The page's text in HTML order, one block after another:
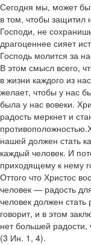
Сегодня мы, может
в том, чтобы
Господи, не
драгоценнее сияет
Господь молится за
В этом смысл всего,
в жизни каждого из
желает, чтобы у нас
была у нас вовеки.
радость меркнет и
нашей должен стать
каждый человек. И
приходящему к нему
Оттого что Христос
человек — радость
человек должен
говорит, и в этом
нет большей радости,
(3 Ин. 1, 4).